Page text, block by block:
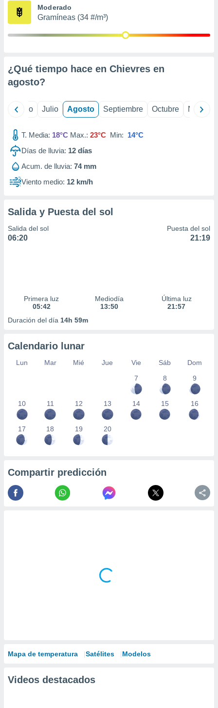
publicidad
1199
Moderado
Gramíneas (34 #/m³)
¿Qué tiempo hace en Chievres en
agosto?
Junio Julio Agosto Septiembre Octubre
T. Media: 18°C Max.: 23°C Min: 14°C
Días de lluvia: 12 días
Acum. de lluvia: 74 mm
Viento medio: 12 km/h
Salida y Puesta del sol
Salida del sol
06:20
Puesta del sol
21:19
Primera luz
05:42
Mediodía
13:50
Última luz
21:57
Duración del día 14h 59m
Calendario lunar
Lun Mar Mié Jue Vie Sáb
Dom
7
8 9
10 11 12 13 14 15 16
17 18 19 20
Compartir predicción
Mapa de temperatura Satélites Modelos
Videos destacados